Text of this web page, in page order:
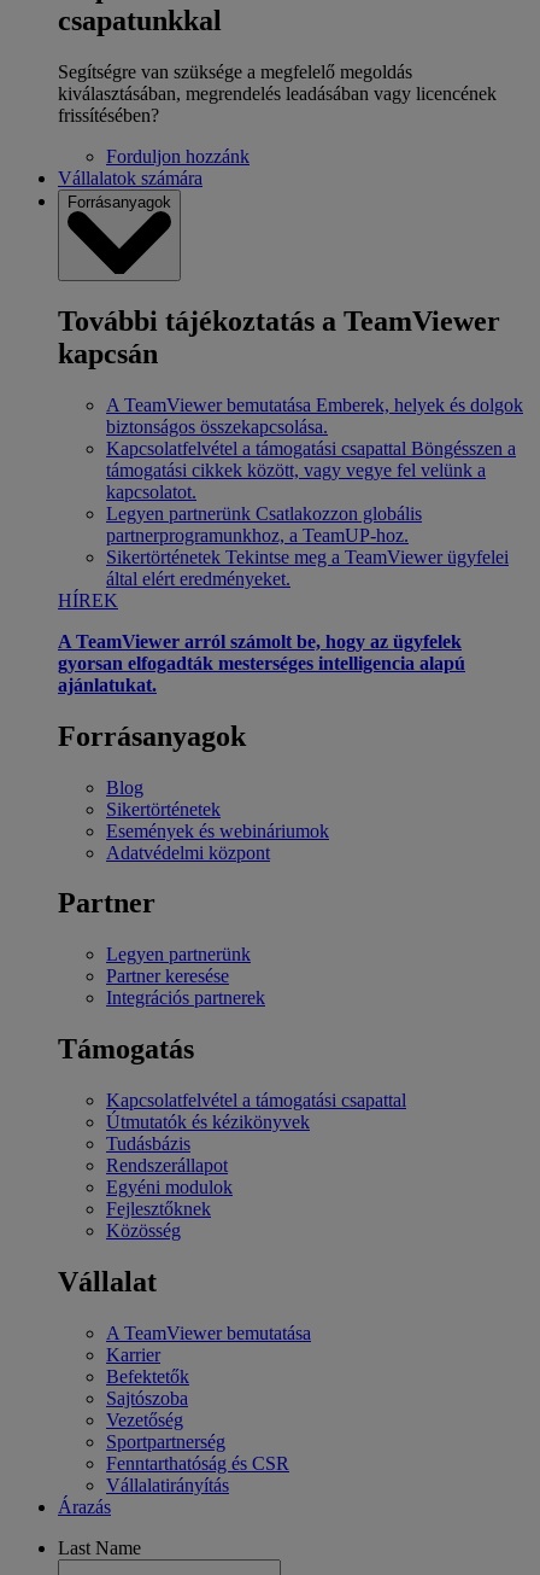
csapatunkkal
Segítségre van szüksége a megfelelő megoldás
kiválasztásában, megrendelés leadásában vagy licencének
frissítésében?
Forduljon hozzánk
Vállalatok számára
Forrásanyagok
További tájékoztatás a TeamViewer
kapcsán
A TeamViewer bemutatása Emberek, helyek és dolgok
biztonságos összekapcsolása.
Kapcsolatfelvétel a támogatási csapattal Böngésszen a
támogatási cikkek között, vagy vegye fel velünk a
kapcsolatot.
Legyen partnerünk Csatlakozzon globális
partnerprogramunkhoz, a TeamUP-hoz.
Sikertörténetek Tekintse meg a TeamViewer ügyfelei
által elért eredményeket.
HÍREK
A TeamViewer arról számolt be, hogy az ügyfelek
gyorsan elfogadták mesterséges intelligencia alapú
ajánlatukat.
Forrásanyagok
Blog
Sikertörténetek
Események és webináriumok
Adatvédelmi központ
Partner
Legyen partnerünk
Partner keresése
Integrációs partnerek
Támogatás
Kapcsolatfelvétel a támogatási csapattal
Útmutatók és kézikönyvek
Tudásbázis
Rendszerállapot
Egyéni modulok
Fejlesztőknek
Közösség
Vállalat
A TeamViewer bemutatása
Karrier
Befektetők
Sajtószoba
Vezetőség
Sportpartnerség
Fenntarthatóság és CSR
Vállalatirányítás
Árazás
Last Name